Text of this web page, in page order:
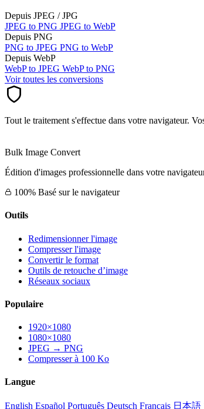
Depuis JPEG / JPG
JPEG to PNG JPEG to WebP
Depuis PNG
PNG to JPEG PNG to WebP
Depuis WebP
WebP to JPEG WebP to PNG
Voir toutes les conversions
Tout le traitement s'effectue dans votre navigateur.
Bulk Image Convert
Édition d'images professionnelle dans votre
100% Basé sur le navigateur
Outils
Redimensionner l'image
Compresser l'image
Convertir le format
Outils de retouche d’image
Réseaux sociaux
Populaire
1920×1080
1080×1080
JPEG → PNG
Compresser à 100 Ko
Langue
English Español Português Deutsch Français 日本語